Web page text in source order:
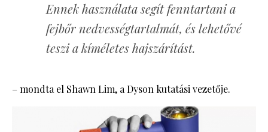
Ennek használata segít fenntartani a
fejbőr nedvességtartalmát, és lehetővé
teszi a kíméletes hajszárítást.
– mondta el Shawn Lim, a Dyson kutatási vezetője.